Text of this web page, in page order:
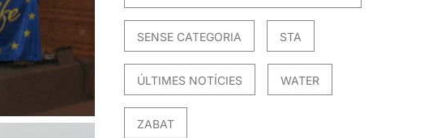
SENSE CATEGORIA STA
ÚLTIMES NOTÍCIES WATER
ZABAT